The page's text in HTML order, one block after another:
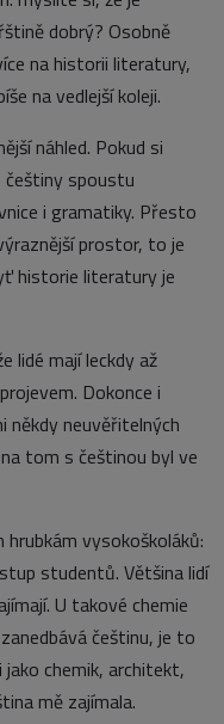
dobrý? Osobně
na historii literatury,
na vedlejší koleji.
náhled. Pokud si
češtiny spoustu
i gramatiky. Přesto
prostor, to je
historie literatury je
lidé mají leckdy až
Dokonce i
někdy neuvěřitelných
tom s češtinou byl ve
vysokoškoláků:
studentů. Většina lidí
U takové chemie
češtinu, je to
chemik, architekt,
mě zajímala.